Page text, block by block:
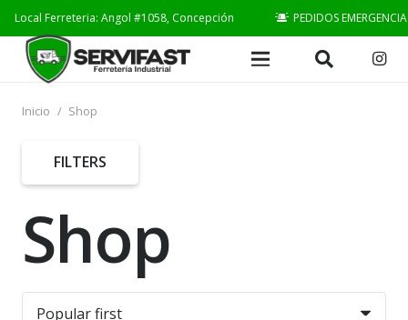
Local Ferreteria: Angol #1058, Concepción PEDIDOS EMERGENCIA
Inicio / Shop
Shop
FILTERS